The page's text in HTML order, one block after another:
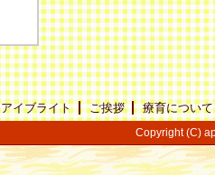
アイブライト ご挨拶 療育について
Copyright (C)